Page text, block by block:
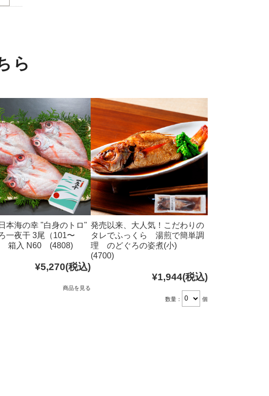
ら
本海の幸 "白身のトロ"
一夜干 3尾（101〜
箱入 N60 (4808)
¥5,270(税込)
商品を見る
発売以来、大人気！こだわりの
タレでふっくら 湯煎で簡単調
理 のどぐろの姿煮(小)
(4700)
¥1,944(税込)
数量： 個